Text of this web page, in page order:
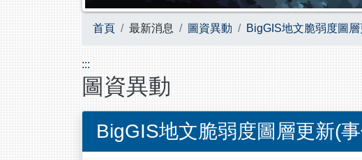
首頁 最新消息 圖資異動 BigGIS地文脆弱度圖
:::
圖資異動
BigGIS地文脆弱度圖層更新(